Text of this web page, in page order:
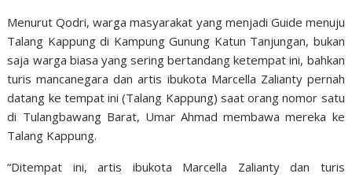
Menurut Qodri, warga masyarakat yang menjadi Guide menuju
Talang Kappung di Kampung Gunung Katun Tanjungan, bukan
saja warga biasa yang sering bertandang ketempat ini, bahkan
turis mancanegara dan artis ibukota Marcella Zalianty pernah
datang ke tempat ini (Talang Kappung) saat orang nomor satu
di Tulangbawang Barat, Umar Ahmad membawa mereka ke
Talang Kappung.
“Ditempat ini, artis ibukota Marcella Zalianty dan turis